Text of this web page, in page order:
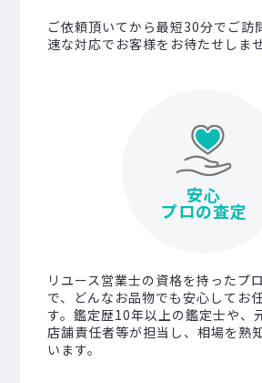
ご依頼頂いてから最短30分でご訪
速な対応でお客様をお待たせしませ
安心
プロの査定
リユース営業士の資格を持ったプ
で、どんなお品物でも安心してお
す。鑑定歴10年以上の鑑定士や、
店舗責任者等が担当し、相場を熟
います。